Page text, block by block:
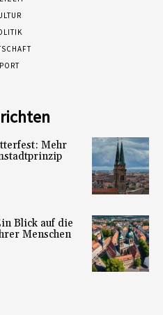
Mehr
Blick auf die
Menschen